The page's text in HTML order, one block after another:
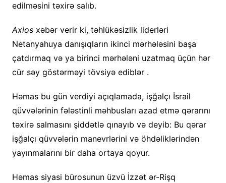
edilməsini təxirə salıb.
Axiosxəbər verir ki, təhlükəsizlik liderləri
Netanyahuya danışıqların ikinci mərhələsini başa
çatdırmaq və ya birinci mərhələni uzatmaq üçün hər
cür səy göstərməyi tövsiyə ediblər .
Həmas bu gün verdiyi açıqlamada, işğalçı İsrail
qüvvələrinin fələstinli məhbusları azad etmə qərarını
təxirə salmasını şiddətlə qınayıb və deyib: Bu qərar
işğalçı qüvvələrin manevrlərini və öhdəliklərindən
yayınmalarını bir daha ortaya qoyur.
Həmas siyasi bürosunun üzvü İzzət ər-Rişq